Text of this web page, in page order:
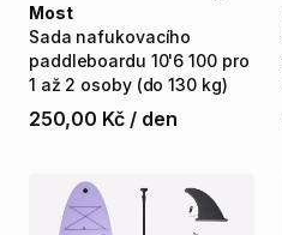
Sada nafukovacího
paddleboardu 10'6 100 pro
1 až 2 osoby (do 130 kg)
Most
250,00 Kč / den